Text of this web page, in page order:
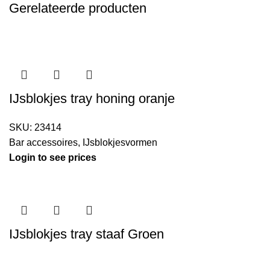
Gerelateerde producten
IJsblokjes tray honing oranje
SKU: 23414
Bar accessoires, IJsblokjesvormen
Login to see prices
IJsblokjes tray staaf Groen